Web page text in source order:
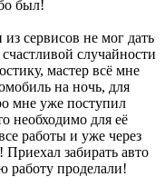
был!
сервисов не мог дать
случайности
мастер всё мне
на ночь, для
мне уже поступил
необходимо для её
работы и уже через
забирать авто
работу проделали!